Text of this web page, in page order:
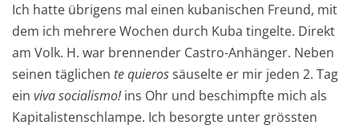
Ich hatte übrigens mal einen kubanischen Freund, mit
dem ich mehrere Wochen durch Kuba tingelte. Direkt
am Volk. H. war brennender Castro-Anhänger. Neben
seinen täglichen te quierossäuselte er mir jeden 2. Tag
ein viva socialismo!ins Ohr und beschimpfte mich als
Kapitalistenschlampe. Ich besorgte unter grössten